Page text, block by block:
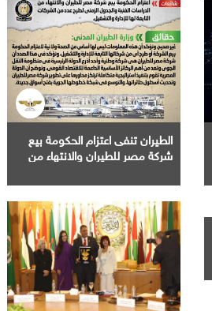
الطيران تنفى اعتزام الحكومة بيع
شركة مصر للطيران والانتهاء من
لطرح عدد من الشركات التابعة لها